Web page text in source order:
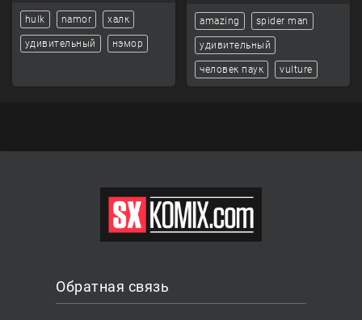
hulk namor халк
удивительный нэмор
amazing spider man
удивительный
человек паук vulture
Обратная связь